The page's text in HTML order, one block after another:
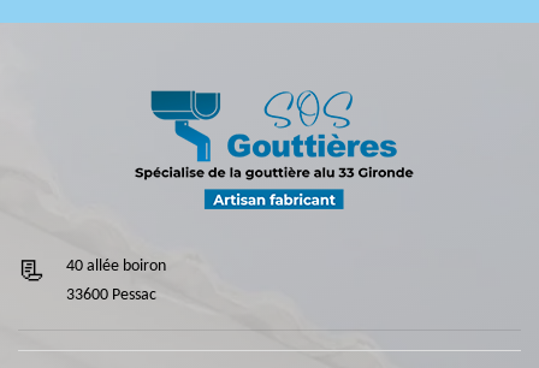
40 allée boiron
33600 Pessac